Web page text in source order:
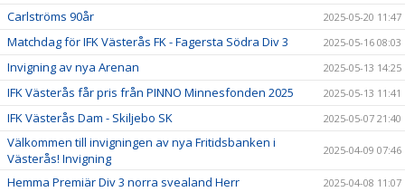
Carlströms 90år 2025-05-20 11:47
Matchdag för IFK Västerås FK - Fagersta Södra Div 3 2025-05-16 08:03
Invigning av nya Arenan 2025-05-13 14:25
IFK Västerås får pris från PINNO Minnesfonden 2025 2025-05-13 11:41
IFK Västerås Dam - Skiljebo SK 2025-05-07 21:40
Välkommen till invigningen av nya Fritidsbanken i
Västerås! Invigning
2025-04-09 07:46
Hemma Premiär Div 3 norra svealand Herr 2025-04-08 11:07